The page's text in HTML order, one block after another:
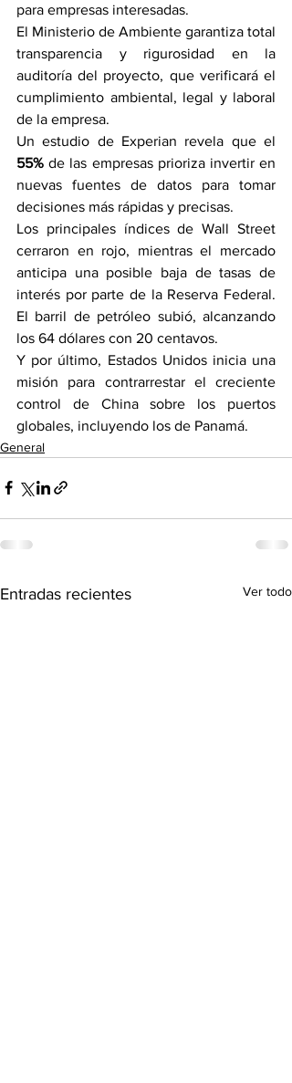
para empresas interesadas.
El Ministerio de Ambiente garantiza total
transparencia y rigurosidad en la
auditoría del proyecto, que verificará el
cumplimiento ambiental, legal y laboral
de la empresa.
55% de las empresas prioriza invertir en
nuevas fuentes de datos para tomar
decisiones más rápidas y precisas.
Los principales índices de Wall Street
cerraron en rojo, mientras el mercado
anticipa una posible baja de tasas de
interés por parte de la Reserva Federal.
El barril de petróleo subió, alcanzando
los 64 dólares con 20 centavos.
Y por último, Estados Unidos inicia una
misión para contrarrestar el creciente
control de China sobre los puertos
globales, incluyendo los de Panamá.
General
Entradas recientes Ver todo